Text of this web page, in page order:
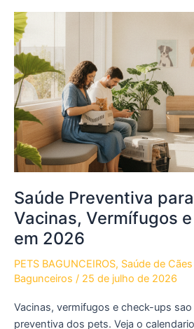
para
Cães
e
Gatos
na
Terceira
Idade
(2026)
Saúde Preventiva
Vacinas, Vermífugos
em 2026
PETS BAGUNCEIROS, Saúde de Cães
Bagunceiros / 25 de julho de 2026
Vacinas, vermifugos e check-ups
preventiva dos pets. Veja o